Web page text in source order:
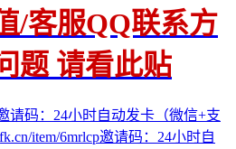
/客服QQ联系方
题 请看此贴
请码：24小时自动发卡（微信+支
item/6mrlcp邀请码：24小时自